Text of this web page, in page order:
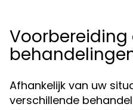
Afhankelijk van uw
verschillende